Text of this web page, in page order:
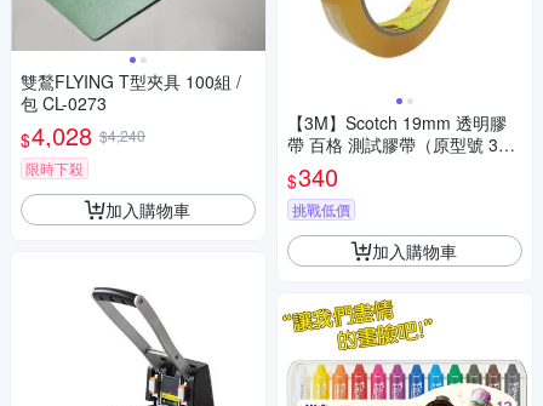
雙鶖FLYING T型夾具 100組 /
包 CL-0273
$4,028 $4,240
限時下殺
加入購物車
【3M】Scotch 19mm 透明膠
帶 百格 測試膠帶（原型號 3M
610）/捲 3M 681
$340
挑戰低價
加入購物車